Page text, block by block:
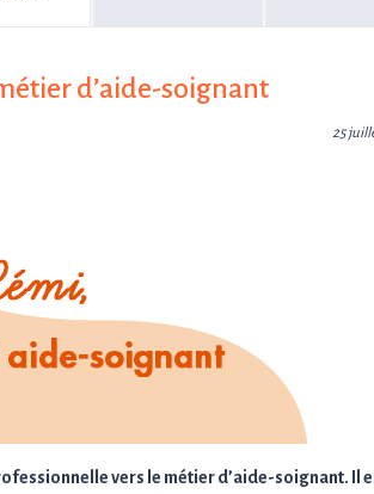
d’aide-soignant
25
vers le métier d’aide-soignant.
Il